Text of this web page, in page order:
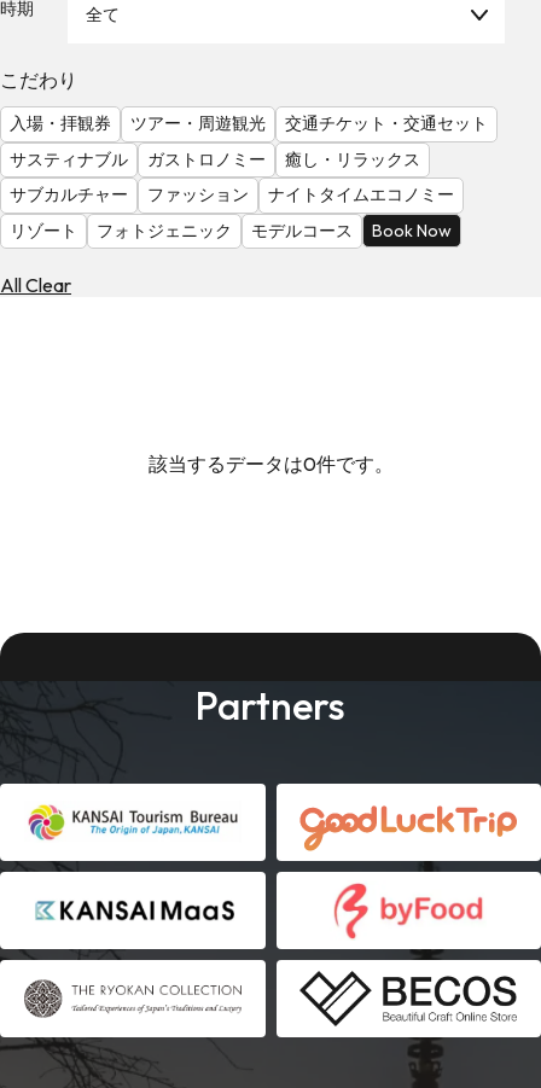
調
べ
る
天
気
を
見
る
時期 全て
こだわり
入場・拝観券 ツアー・周遊観光
交通チケット・交通セット
サスティナブル
ガストロノミー
癒し・リラックス
サブカルチャー
ファッション
ナイトタイムエコノミー
リゾート
フォトジェニック モデルコース Book Now
All Clear
該当するデータは0件です。
Partners